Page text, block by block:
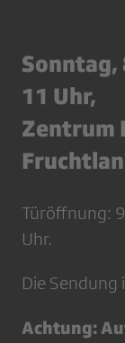
Sonntag,
11 Uhr,
Zentrum
Türöffnung:
Uhr.
Die
Achtung: